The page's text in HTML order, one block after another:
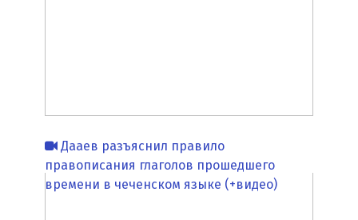
Дааев разъяснил правило
правописания глаголов прошедшего
времени в чеченском языке (+видео)